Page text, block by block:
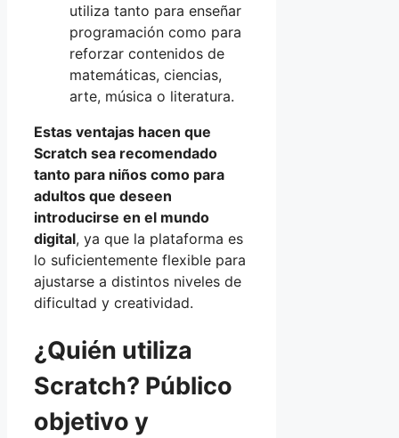
utiliza tanto para enseñar
programación como para
reforzar contenidos de
matemáticas, ciencias,
arte, música o literatura.
Estas ventajas hacen que
Scratch sea recomendado
tanto para niños como para
adultos que deseen
introducirse en el mundo
digital, ya que la plataforma es
lo suficientemente flexible para
ajustarse a distintos niveles de
dificultad y creatividad.
¿Quién utiliza
Scratch? Público
objetivo y